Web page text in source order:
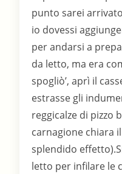
punto sarei
io dovessi
per andarsi a
da letto, ma era
spogliò’, aprì il
estrasse gli
reggicalze di pizzo
carnagione chiara
splendido
letto per infilare le